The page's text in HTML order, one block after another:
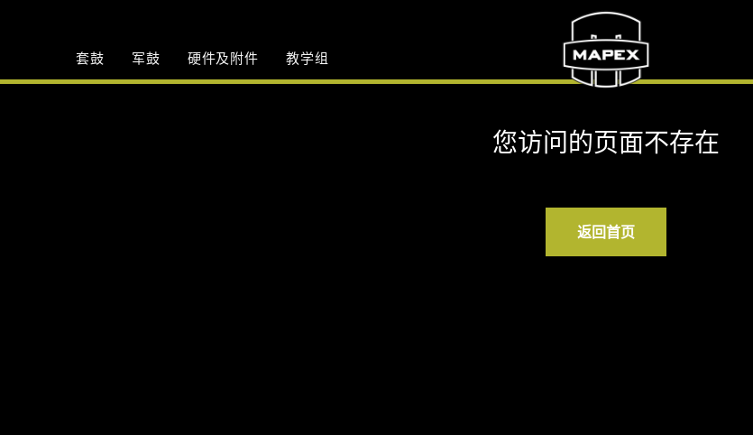
套鼓 军鼓 硬件及附件 教学组
您访问的页面不存在
返回首页